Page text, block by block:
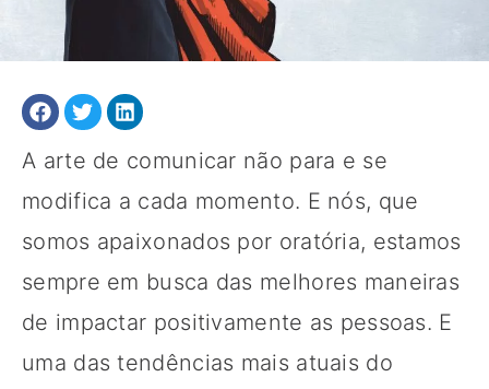
A arte de comunicar não para e se
modifica a cada momento. E nós, que
somos apaixonados por oratória, estamos
sempre em busca das melhores maneiras
de impactar positivamente as pessoas. E
uma das tendências mais atuais do